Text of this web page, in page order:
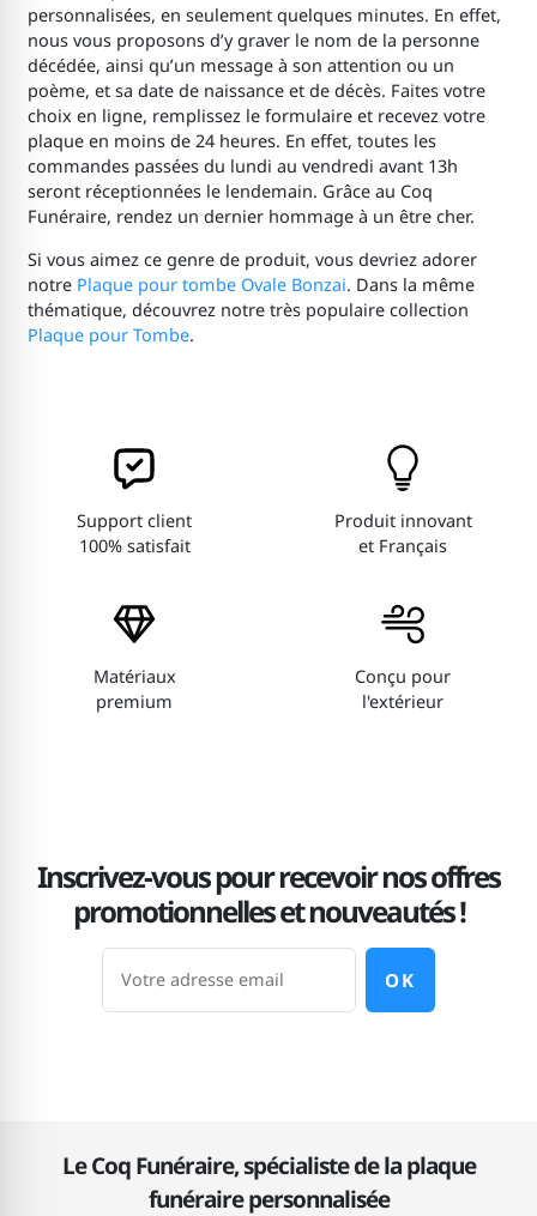
personnalisées, en seulement quelques minutes. En effet,
nous vous proposons d’y graver le nom de la personne
décédée, ainsi qu’un message à son attention ou un
poème, et sa date de naissance et de décès. Faites votre
choix en ligne, remplissez le formulaire et recevez votre
plaque en moins de 24 heures. En effet, toutes les
commandes passées du lundi au vendredi avant 13h
seront réceptionnées le lendemain. Grâce au Coq
Funéraire, rendez un dernier hommage à un être cher.
Si vous aimez ce genre de produit, vous devriez adorer
notre Plaque pour tombe Ovale Bonzai. Dans la même
thématique, découvrez notre très populaire collection
Plaque pour Tombe.
Support client
100% satisfait
Produit innovant
et Français
Matériaux
premium
Conçu pour
l'extérieur
Inscrivez-vous pour recevoir nos offres
promotionnelles et nouveautés !
OK
Le Coq Funéraire, spécialiste de la plaque
funéraire personnalisée